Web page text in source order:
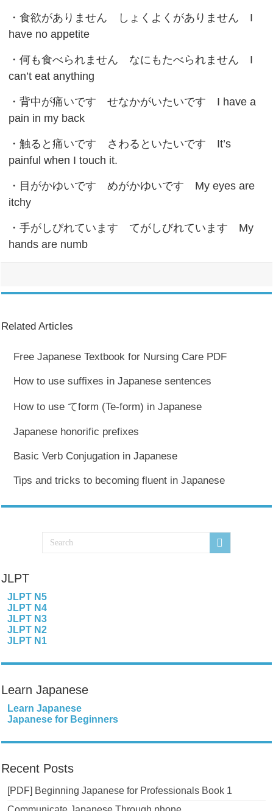
・食欲がありません しょくよくがありません I
have no appetite
・何も食べられません なにもたべられません I
can’t eat anything
・背中が痛いです せなかがいたいです I have a
pain in my back
・触ると痛いです さわるといたいです It’s
painful when I touch it.
・ 目がかゆいです めがかゆいです My eyes are
itchy
・手がしびれています てがしびれています My
hands are numb
Related Articles
Free Japanese Textbook for Nursing Care PDF
How to use suffixes in Japanese sentences
How to use てform (Te-form) in Japanese
Japanese honorific prefixes
Basic Verb Conjugation in Japanese
Tips and tricks to becoming fluent in Japanese
JLPT
JLPT N5
JLPT N4
JLPT N3
JLPT N2
JLPT N1
Learn Japanese
Learn Japanese
Japanese for Beginners
Recent Posts
[PDF] Beginning Japanese for Professionals Book 1